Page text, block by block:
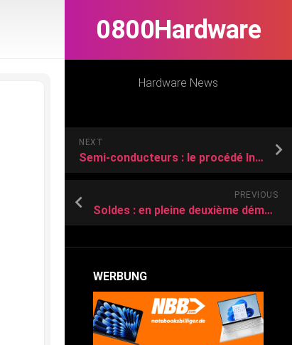
0800Hardware
Hardware News
NEXT
Semi-conducteurs : le procédé Intel 18A risque de ne pas suffire pour la fonderie d’Intel
PREVIOUS
Soldes : en pleine deuxième démarque, ce PC portable gaming avec sa RTX 4060 est encore moins cher
WERBUNG